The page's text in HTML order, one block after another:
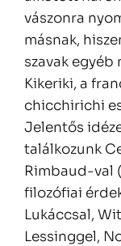
vászonra
másnak,
szavak egyéb
Kikeriki, a
chicchirichi
Jelentős
találkozunk
Rimbaud-val
filozófiai
Lukáccsal,
Lessinggel,